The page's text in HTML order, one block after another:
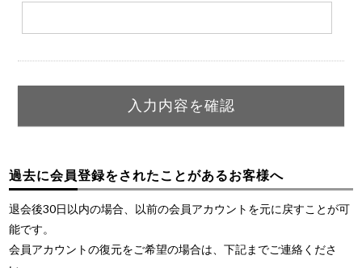
過去に会員登録をされたことがあるお客様へ
退会後30日以内の場合、以前の会員アカウントを元に戻すことが可
能です。
会員アカウントの復元をご希望の場合は、下記までご連絡くださ